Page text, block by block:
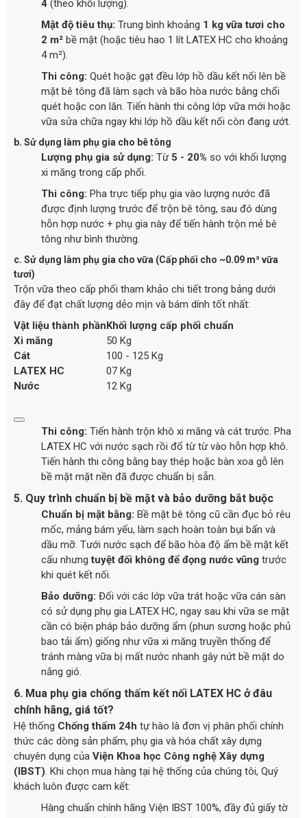
4 (theo khối lượng).
Mật độ tiêu thụ: Trung bình khoảng 1 kg vữa tươi cho
2 m² bề mặt (hoặc tiêu hao 1 lít LATEX HC cho khoảng
4 m²).
Thi công: Quét hoặc gạt đều lớp hồ dầu kết nối lên bề
mặt bê tông đã làm sạch và bão hòa nước bằng chổi
quét hoặc con lăn. Tiến hành thi công lớp vữa mới hoặc
vữa sửa chữa ngay khi lớp hồ dầu kết nối còn đang ướt.
b. Sử dụng làm phụ gia cho bê tông
Lượng phụ gia sử dụng: Từ 5 - 20% so với khối lượng
xi măng trong cấp phối.
Thi công: Pha trực tiếp phụ gia vào lượng nước đã
được định lượng trước để trộn bê tông, sau đó dùng
hỗn hợp nước + phụ gia này để tiến hành trộn mẻ bê
tông như bình thường.
c. Sử dụng làm phụ gia cho vữa (Cấp phối cho ~0.09 m³ vữa
tươi)
Trộn vữa theo cấp phối tham khảo chi tiết trong bảng dưới
đây để đạt chất lượng dẻo mịn và bám dính tốt nhất:
Vật liệu thành phầnKhối lượng cấp phối chuẩn
Xi măng
50 Kg
Cát
100 - 125 Kg
LATEX HC
07 Kg
Nước
12 Kg
Thi công: Tiến hành trộn khô xi măng và cát trước. Pha
LATEX HC với nước sạch rồi đổ từ từ vào hỗn hợp khô.
Tiến hành thi công bằng bay thép hoặc bàn xoa gỗ lên
bề mặt mặt nền đã được chuẩn bị sẵn.
5. Quy trình chuẩn bị bề mặt và bảo dưỡng bắt buộc
Chuẩn bị mặt bằng: Bề mặt bê tông cũ cần đục bỏ rêu
mốc, mảng bám yếu, làm sạch hoàn toàn bụi bẩn và
dầu mỡ. Tưới nước sạch để bão hòa độ ẩm bề mặt kết
cấu nhưngtuyệt đối không để đọng nước vũng trước
khi quét kết nối.
Bảo dưỡng: Đối với các lớp vữa trát hoặc vữa cán sàn
có sử dụng phụ gia LATEX HC, ngay sau khi vữa se mặt
cần có biện pháp bảo dưỡng ẩm (phun sương hoặc phủ
bao tải ẩm) giống như vữa xi măng truyền thống để
tránh màng vữa bị mất nước nhanh gây nứt bề mặt do
nắng gió.
6. Mua phụ gia chống thấm kết nối LATEX HC ở đâu
chính hãng, giá tốt?
Hệ thống Chống thấm 24h tự hào là đơn vị phân phối chính
thức các dòng sản phẩm, phụ gia và hóa chất xây dựng
chuyên dụng của Viện Khoa học Công nghệ Xây dựng
(IBST) . Khi chọn mua hàng tại hệ thống của chúng tôi, Quý
khách luôn được cam kết:
Hàng chuẩn chính hãng Viện IBST 100%, đầy đủ giấy tờ